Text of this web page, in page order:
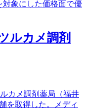
対象にした価格面で優
ルカメ調剤
カメ調剤薬局（福井
を取得した。メディ